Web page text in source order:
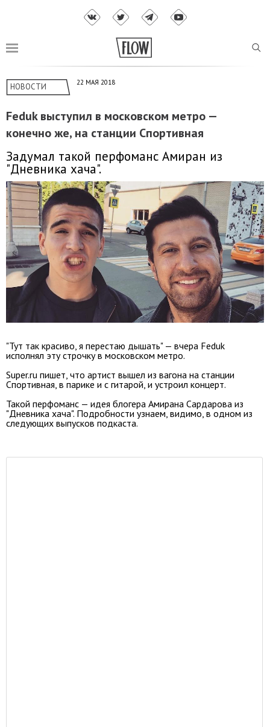
НОВОСТИ 22 МАЯ 2018
Feduk выступил в московском метро —
конечно же, на станции Спортивная
Задумал такой перфоманс Амиран из
"Дневника хача".
"Тут так красиво, я перестаю дышать" — вчера Feduk
исполнял эту строчку в московском метро.
Super.ru пишет, что артист вышел из вагона на станции
Спортивная, в парике и с гитарой, и устроил концерт.
Такой перфоманс — идея блогера Амирана Сардарова из
"Дневника хача". Подробности узнаем, видимо, в одном из
следующих выпусков подкаста.